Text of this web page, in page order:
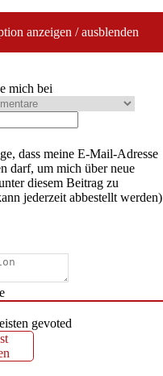
anzeigen / ausblenden
mich bei
dass meine E-Mail-Adresse
darf, um mich über neue
diesem Beitrag zu
jederzeit abbestellt werden)
gevoted